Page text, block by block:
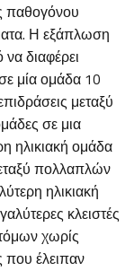
παθογόνου
Η εξάπλωση
διαφέρει
μία ομάδα 10
μεταξύ
σε μια
ηλικιακή ομάδα
πολλαπλών
ηλικιακή
κλειστές
χωρίς
που έλειπαν